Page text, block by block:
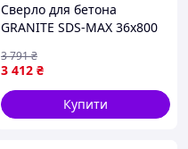
Сверло для бетона
GRANITE SDS-MAX 36х800
3 412 ₴
3 791₴
Купити